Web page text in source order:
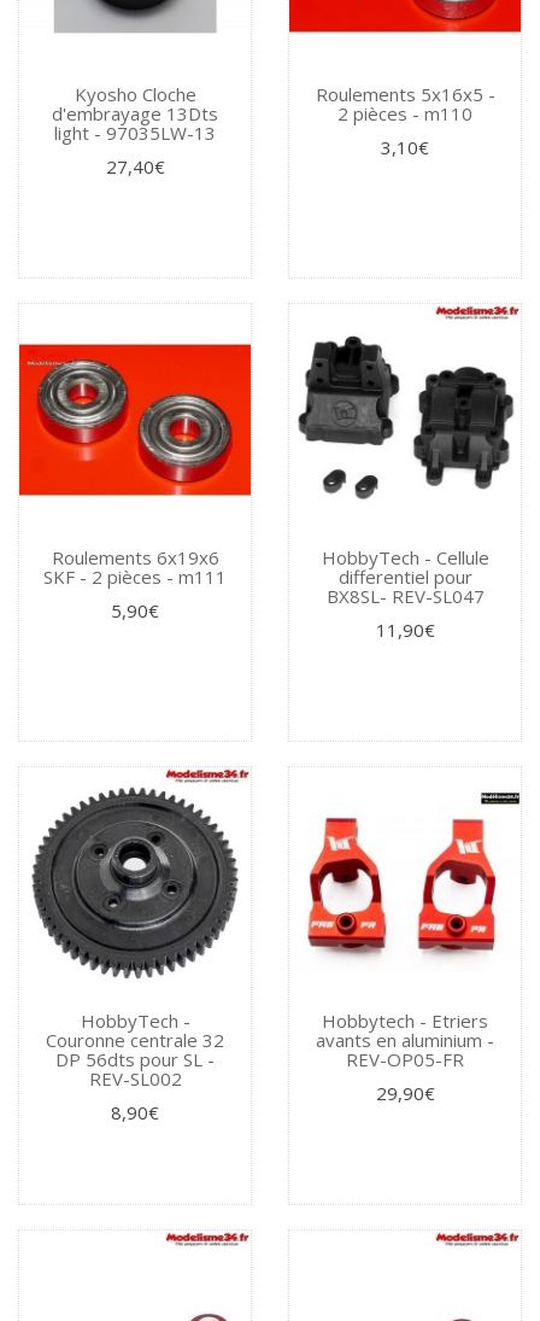
Kyosho Cloche
d'embrayage 13Dts
light - 97035LW-13
27,40€
Roulements 5x16x5 -
2 pièces - m110
3,10€
Roulements 6x19x6
SKF - 2 pièces - m111
5,90€
HobbyTech - Cellule
differentiel pour
BX8SL- REV-SL047
11,90€
HobbyTech -
Couronne centrale 32
DP 56dts pour SL -
REV-SL002
8,90€
Hobbytech - Etriers
avants en aluminium -
REV-OP05-FR
29,90€